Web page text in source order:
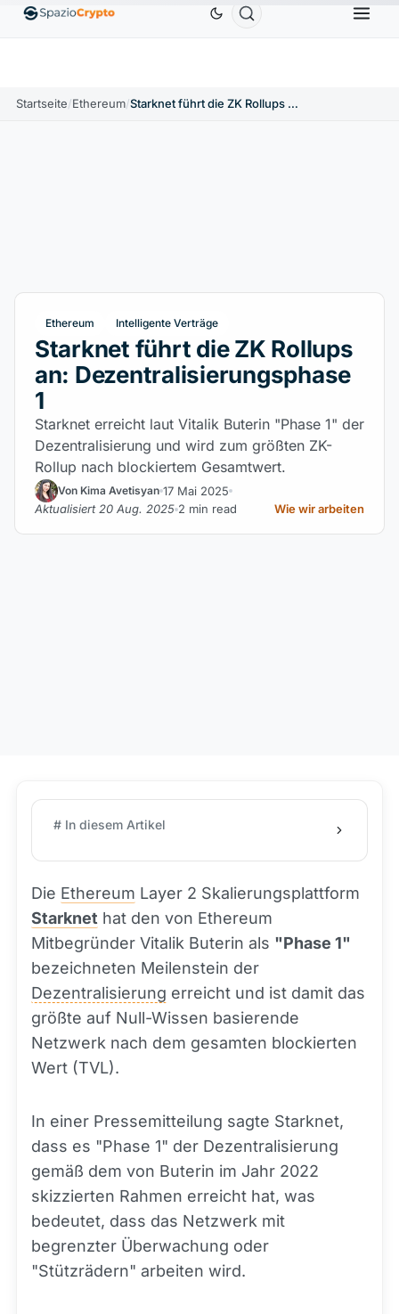
EthereumETH1.880,58 $ Tether USDT0,9991 $ BNBBNB
Startseite/Ethereum/ Starknet führt die ZK Rollups an: Dezentralisierungsphase 1
Ethereum Intelligente Verträge
Starknet führt die ZK Rollups
an: Dezentralisierungsphase
1
Starknet erreicht laut Vitalik Buterin "Phase 1" der
Dezentralisierung und wird zum größten ZK-
Rollup nach blockiertem Gesamtwert.
Von Kima Avetisyan 17 Mai 2025
Aktualisiert 20 Aug. 2025 2 min read Wie wir arbeiten
# In diesem Artikel
Die Ethereum Layer 2 Skalierungsplattform
Starknet hat den von Ethereum
Mitbegründer Vitalik Buterin als "Phase 1"
bezeichneten Meilenstein der
Dezentralisierung erreicht und ist damit das
größte auf Null-Wissen basierende
Netzwerk nach dem gesamten blockierten
Wert (TVL).
In einer Pressemitteilung sagte Starknet,
dass es "Phase 1" der Dezentralisierung
gemäß dem von Buterin im Jahr 2022
skizzierten Rahmen erreicht hat, was
bedeutet, dass das Netzwerk mit
begrenzter Überwachung oder
"Stützrädern" arbeiten wird.